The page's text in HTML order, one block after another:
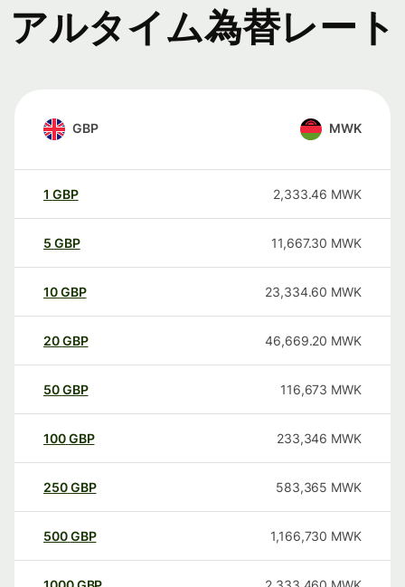
アルタイム為替レート
GBP MWK
1 GBP 2,333.46 MWK
5 GBP 11,667.30 MWK
10GBP 23,334.60 MWK
20GBP 46,669.20 MWK
50GBP 116,673 MWK
100GBP 233,346 MWK
250GBP 583,365 MWK
500GBP 1,166,730 MWK